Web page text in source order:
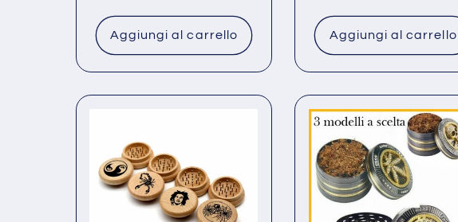
listino
Aggiungi al carrello
listino
Aggiungi al carrello